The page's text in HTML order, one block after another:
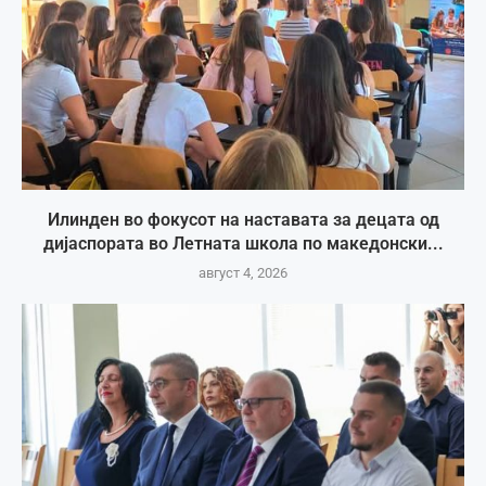
Илинден во фокусот на наставата за децата од
дијаспората во Летната школа по македонски...
август 4, 2026